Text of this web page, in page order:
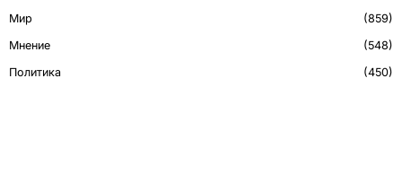
Мир
859
Мнение
548
Политика
450